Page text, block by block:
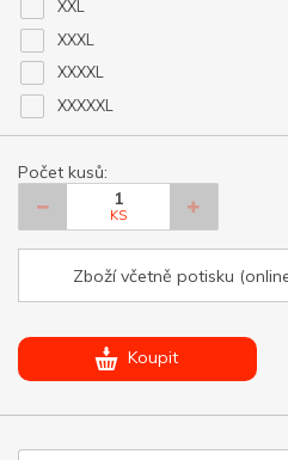
XXL
XXXL
XXXXL
XXXXXL
Počet kusů:
KS
Zboží včetně potisku
Koupit